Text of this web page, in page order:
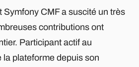
Symfony CMF a suscité un très
contributions ont
Participant actif au
plateforme depuis son